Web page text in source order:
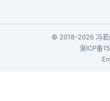
© 2018-2026 冯
浙ICP备